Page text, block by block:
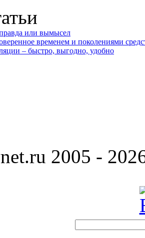
или вымысел
временем и поколениями
– быстро, выгодно, удобно
2005 -